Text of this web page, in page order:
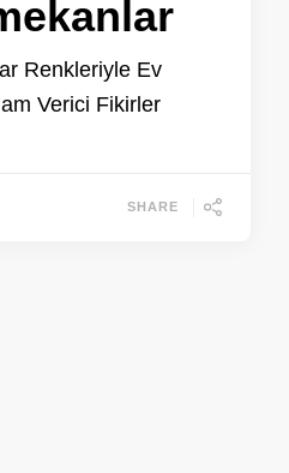
Renkleriyle Ev
Verici Fikirler
SHARE